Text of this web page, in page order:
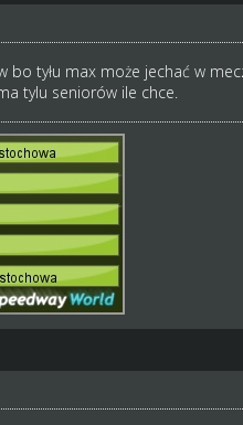
tyłu max może jechać w
tylu seniorów ile chce.